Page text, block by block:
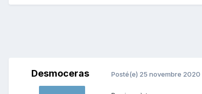
Desmoceras Posté(e) 25 novembre 2020